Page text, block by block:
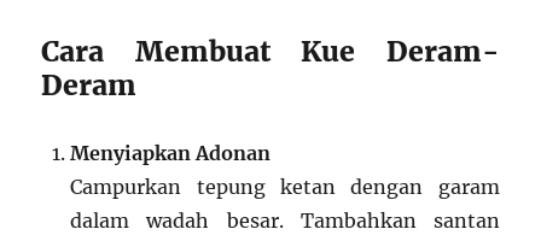
Cara Membuat Kue Deram-
Deram
Menyiapkan Adonan
Campurkan tepung ketan dengan garam
dalam wadah besar. Tambahkan santan